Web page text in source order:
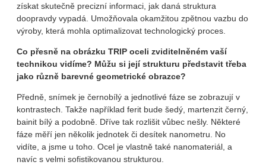
získat skutečně precizní informaci, jak daná struktura
doopravdy vypadá. Umožňovala okamžitou zpětnou vazbu do
výroby, která mohla optimalizovat technologický proces.
Co přesně na obrázku TRIP oceli zviditelněném vaší
technikou vidíme? Můžu si její strukturu představit třeba
jako různě barevné geometrické obrazce?
Předně, snímek je černobílý a jednotlivé fáze se zobrazují v
kontrastech. Takže například ferit bude šedý, martenzit černý,
bainit bílý a podobně. Dříve tak rozlišit vůbec nešly. Některé
fáze měří jen několik jednotek či desítek nanometru. No
vidíte, a jsme u toho. Ocel je vlastně také nanomateriál, a
navíc s velmi sofistikovanou strukturou.